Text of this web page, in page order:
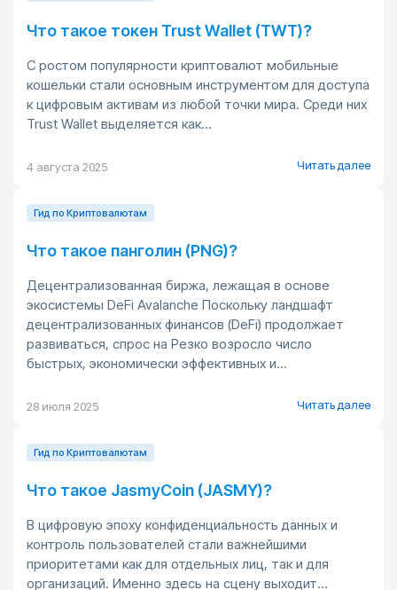
Что такое токен Trust Wallet (TWT)?
С ростом популярности криптовалют мобильные
кошельки стали основным инструментом для доступа
к цифровым активам из любой точки мира. Среди них
Trust Wallet выделяется как...
4 августа 2025 Читать далее
Гид по Криптовалютам
Что такое панголин (PNG)?
Децентрализованная биржа, лежащая в основе
экосистемы DeFi Avalanche Поскольку ландшафт
децентрализованных финансов (DeFi) продолжает
развиваться, спрос на Резко возросло число
быстрых, экономически эффективных и...
28 июля 2025 Читать далее
Гид по Криптовалютам
Что такое JasmyCoin (JASMY)?
В цифровую эпоху конфиденциальность данных и
контроль пользователей стали важнейшими
приоритетами как для отдельных лиц, так и для
организаций. Именно здесь на сцену выходит...